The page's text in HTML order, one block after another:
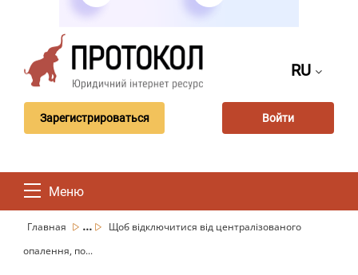
RU
Зарегистрироваться Войти
Меню
Главная ...
Щоб відключитися від централізованого
опалення, по...